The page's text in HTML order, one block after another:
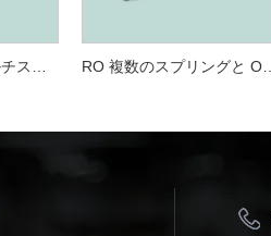
RO 複数のスプリングと O リング プッシャー メカニカル シールを Flowserve RO メカニカル シールと交換